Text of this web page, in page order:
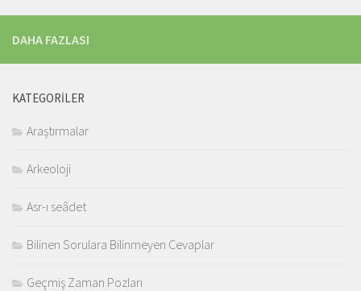
DAHA FAZLASI
KATEGORILER
Araştırmalar
Arkeoloji
Asr-ı seâdet
Bilinen Sorulara Bilinmeyen Cevaplar
Geçmiş Zaman Pozları